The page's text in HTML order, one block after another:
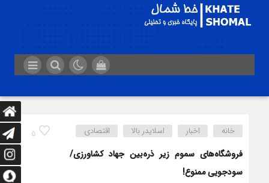
5 خانه اخبار اسلایدر بالا اقتصادی
فروشگاه‌های سموم زیر ذره‌بین جهاد کشاورزی/
سودجویی ممنوع!